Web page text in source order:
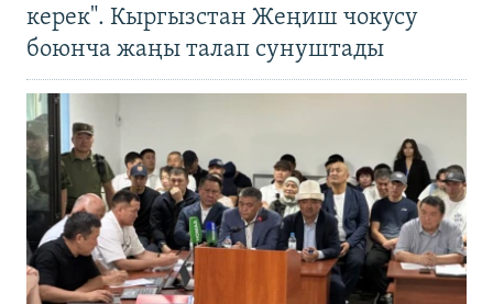
керек". Кыргызстан Жеңиш чокусу
боюнча жаңы талап сунуштады